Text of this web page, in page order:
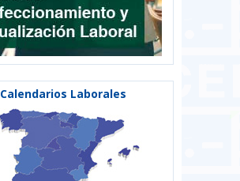
Calendarios Laborales